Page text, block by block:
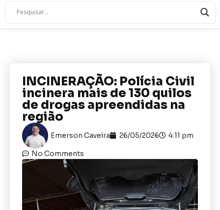
INCINERAÇÃO: Polícia Civil
incinera mais de 130 quilos
de drogas apreendidas na
região
Emerson Caveira 26/05/2026 4:11 pm
No Comments